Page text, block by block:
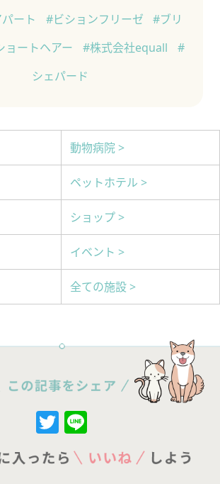
ート #ビションフリーゼ
#ブリ
ョートヘアー
#株式会社equall
#
シェパード
動物病院 >
ペットホテル >
ショップ >
イベント >
全ての施設 >
Twitter